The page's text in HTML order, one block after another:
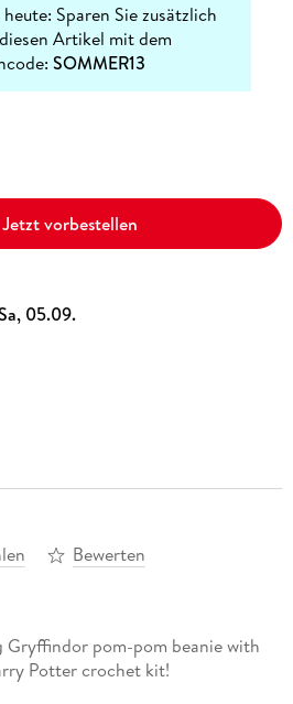
Sparen Sie zusätzlich
Artikel mit dem
SOMMER13
Jetzt vorbestellen
05.09.
Bewerten
pom-pom beanie with
Potter crochet kit!